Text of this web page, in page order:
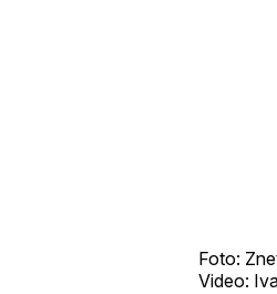
Foto:
Video: